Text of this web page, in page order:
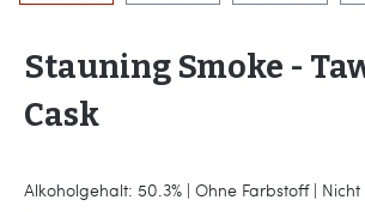
Stauning Smoke -
Cask
Alkoholgehalt: 50.3% | Ohne Farbstoff |